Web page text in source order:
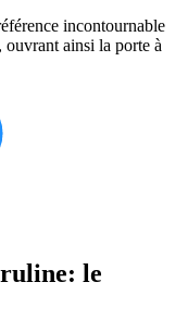
incontournable
ainsi la porte à
le